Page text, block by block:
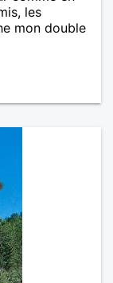
les
mon double